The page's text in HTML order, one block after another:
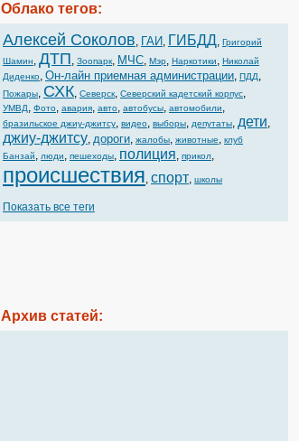
Облако тегов:
Алексей Соколов, ГАИ, ГИБДД, Григорий
Шамин, ДТП, Зоопарк, МЧС, Мэр, Наркотики, Николай
Диденко, Он-лайн приемная администрации, ПДД,
Пожары, СХК, Северск, Северский кадетский корпус,
УМВД, Фото, авария, авто, автобусы, автомобили,
бразильское джиу-джитсу, видео, выборы, депутаты, дети,
джиу-джитсу, дороги, жалобы, животные, клуб
Банзай, люди, пешеходы, полиция, прикол,
происшествия, спорт, школы
Показать все теги
Архив статей: